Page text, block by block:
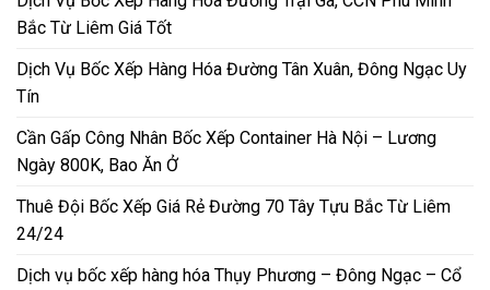
Bắc Từ Liêm Giá Tốt
Dịch Vụ Bốc Xếp Hàng Hóa Đường Tân Xuân, Đông Ngạc Uy
Tín
Cần Gấp Công Nhân Bốc Xếp Container Hà Nội – Lương
Ngày 800K, Bao Ăn Ở
Thuê Đội Bốc Xếp Giá Rẻ Đường 70 Tây Tựu Bắc Từ Liêm
24/24
Dịch vụ bốc xếp hàng hóa Thụy Phương – Đông Ngạc – Cổ